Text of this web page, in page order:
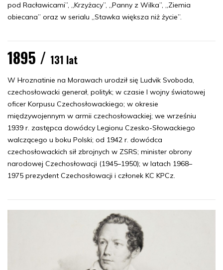
pod Racławicami”, „Krzyżacy”, „Panny z Wilka”, „Ziemia
obiecana” oraz w serialu „Stawka większa niż życie”.
1895 / 131 lat
W Hroznatinie na Morawach urodził się Ludvik Svoboda,
czechosłowacki generał, polityk; w czasie I wojny światowej
oficer Korpusu Czechosłowackiego; w okresie
międzywojennym w armii czechosłowackiej; we wrześniu
1939 r. zastępca dowódcy Legionu Czesko-Słowackiego
walczącego u boku Polski; od 1942 r. dowódca
czechosłowackich sił zbrojnych w ZSRS; minister obrony
narodowej Czechosłowacji (1945–1950); w latach 1968–
1975 prezydent Czechosłowacji i członek KC KPCz.